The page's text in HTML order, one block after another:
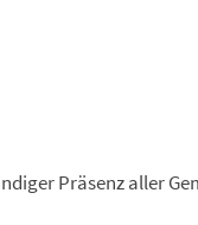
Präsenz aller